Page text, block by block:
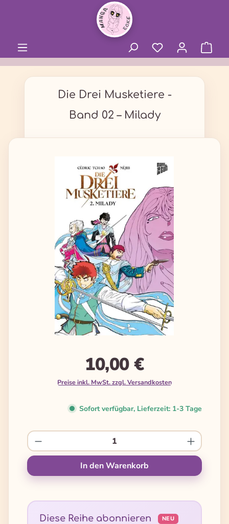
Die Drei Musketiere -
Band 02 – Milady
Bildergalerie überspringen
10,00 €
Preise inkl. MwSt. zzgl. Versandkosten
Sofort verfügbar, Lieferzeit: 1-3 Tage
Produkt Anzahl: Gib den gewünschten
In den Warenkorb
Diese Reihe abonnieren NEU